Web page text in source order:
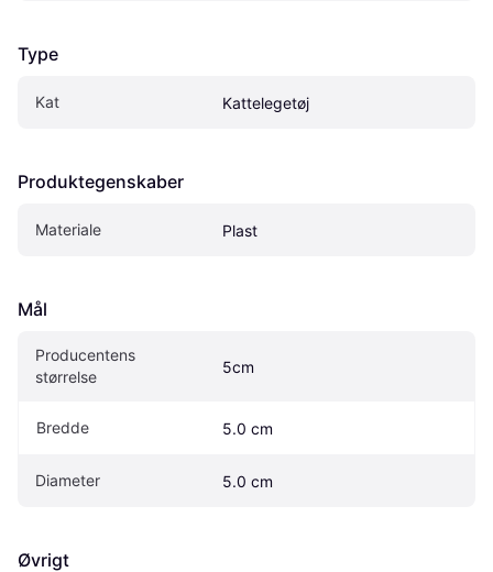
Type
Kat Kattelegetøj
Produktegenskaber
Materiale Plast
Mål
Producentens
størrelse
5cm
Bredde 5.0 cm
Diameter 5.0 cm
Øvrigt